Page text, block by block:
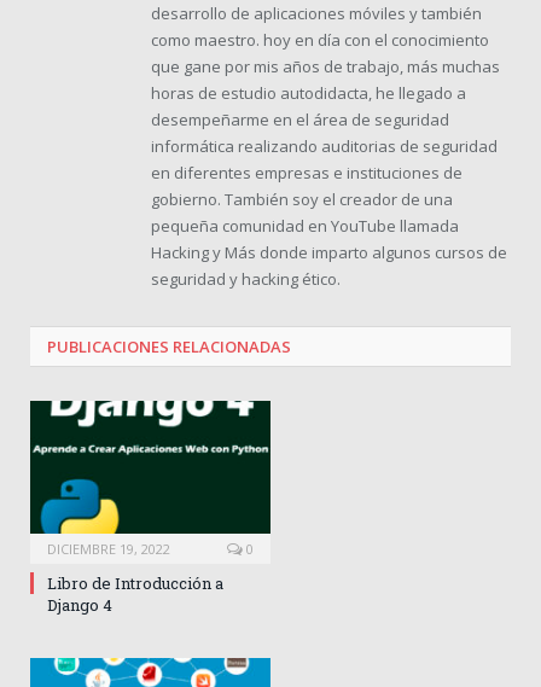
desarrollo de aplicaciones móviles y también
como maestro. hoy en día con el conocimiento
que gane por mis años de trabajo, más muchas
horas de estudio autodidacta, he llegado a
desempeñarme en el área de seguridad
informática realizando auditorias de seguridad
en diferentes empresas e instituciones de
gobierno. También soy el creador de una
pequeña comunidad en YouTube llamada
Hacking y Más donde imparto algunos cursos de
seguridad y hacking ético.
PUBLICACIONES RELACIONADAS
DICIEMBRE 19, 2022 0
Libro de Introducción a
Django 4